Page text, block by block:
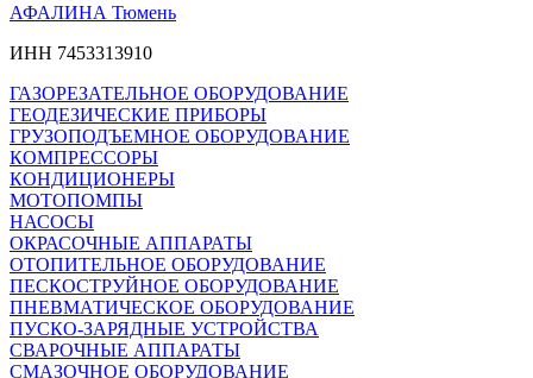
АФАЛИНА Тюмень
ИНН 7453313910
ГАЗОРЕЗАТЕЛЬНОЕ ОБОРУДОВАНИЕ
ГЕОДЕЗИЧЕСКИЕ ПРИБОРЫ
ГРУЗОПОДЪЕМНОЕ ОБОРУДОВАНИЕ
КОМПРЕССОРЫ
КОНДИЦИОНЕРЫ
МОТОПОМПЫ
НАСОСЫ
ОКРАСОЧНЫЕ АППАРАТЫ
ОТОПИТЕЛЬНОЕ ОБОРУДОВАНИЕ
ПЕСКОСТРУЙНОЕ ОБОРУДОВАНИЕ
ПНЕВМАТИЧЕСКОЕ ОБОРУДОВАНИЕ
ПУСКО-ЗАРЯДНЫЕ УСТРОЙСТВА
СВАРОЧНЫЕ АППАРАТЫ
СМАЗОЧНОЕ ОБОРУДОВАНИЕ